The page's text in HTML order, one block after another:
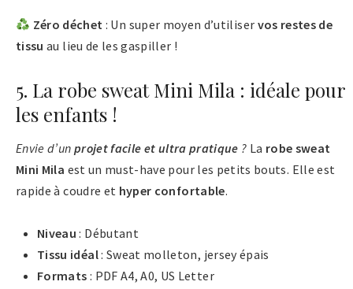
Zéro déchet : Un super moyen d’utiliser vos restes de
tissu au lieu de les gaspiller !
5. La robe sweat Mini Mila : idéale pour
les enfants !
Envie d’un projet facile et ultra pratique ? La robe sweat
Mini Mila est un must-have pour les petits bouts. Elle est
rapide à coudre et hyper confortable​.
Niveau : Débutant
Tissu idéal: Sweat molleton, jersey épais
Formats : PDF A4, A0, US Letter